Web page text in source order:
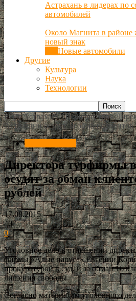
Астрахань в лидерах
автомобилей
Около Магнита в районе
новый знак
Новые автомобили
Другие
Культура
Наука
Технологии
РИА Астрахань Происшествия
Астрахани осудят за обман
Директора турфирмы
осудят за обман
рублей
17.08.2015
407
0
Уголовное дело в отношении
фирмы «Алые паруса» Евгении
прокуратурой в суд, и за обман 16
лишения свободы.
Согласно материалам уголовного